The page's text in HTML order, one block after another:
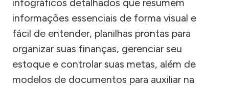
infográficos detalhados que resumem
informações essenciais de forma visual e
fácil de entender, planilhas prontas para
organizar suas finanças, gerenciar seu
estoque e controlar suas metas, além de
modelos de documentos para auxiliar na